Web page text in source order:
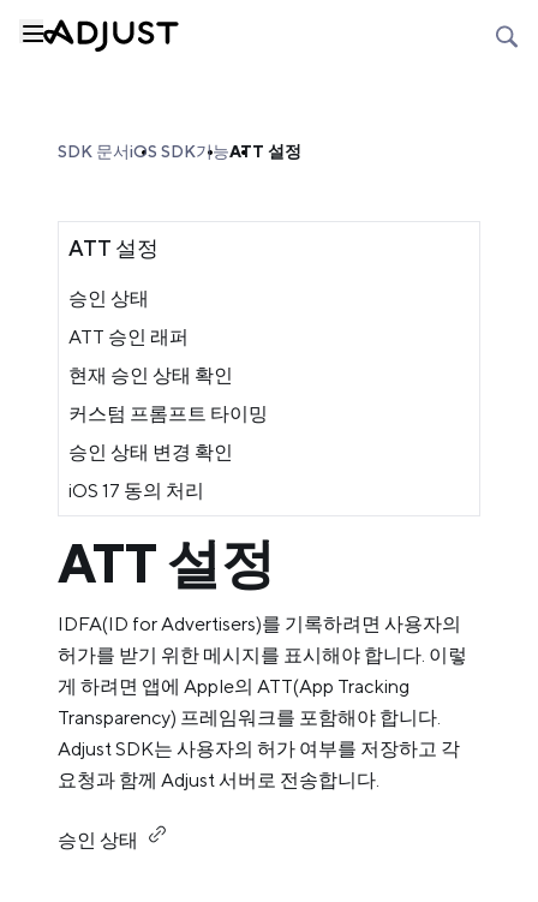
SDK 문서iOS SDK기능ATT 설정
ATT 설정
승인 상태
ATT 승인 래퍼
현재 승인 상태 확인
커스텀 프롬프트 타이밍
승인 상태 변경 확인
iOS 17 동의 처리
ATT 설정
IDFA(ID for Advertisers)를 기록하려면 사용자의
허가를 받기 위한 메시지를 표시해야 합니다. 이렇
게 하려면 앱에 Apple의 ATT(App Tracking
Transparency) 프레임워크를 포함해야 합니다.
Adjust SDK는 사용자의 허가 여부를 저장하고 각
요청과 함께 Adjust 서버로 전송합니다.
승인 상태